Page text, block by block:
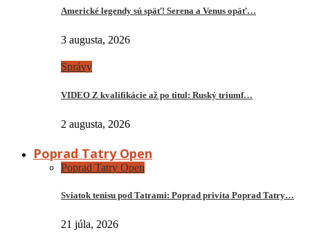
Americké legendy sú späť! Serena a Venus opäť…
3 augusta, 2026
Správy
VIDEO Z kvalifikácie až po titul: Ruský triumf…
2 augusta, 2026
Poprad Tatry Open
Poprad Tatry Open
Sviatok tenisu pod Tatrami: Poprad privíta Poprad Tatry…
21 júla, 2026